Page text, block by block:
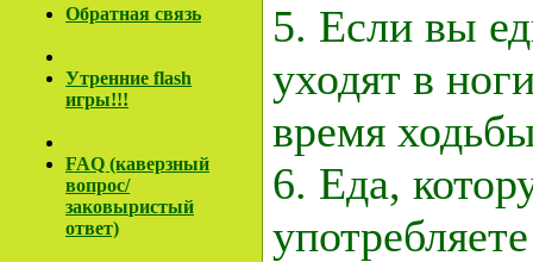
Обратная связь
Утренние flash
игры!!!
FAQ (каверзный
вопрос/
заковыристый
ответ)
5. Если вы
уходят в
время
6. Еда,